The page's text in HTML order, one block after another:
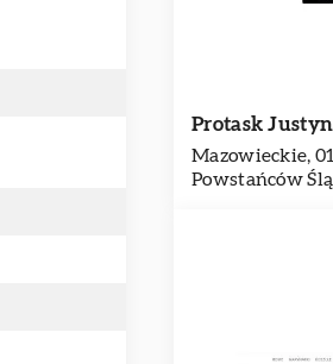
Protask
Mazowieckie,
Powstańców